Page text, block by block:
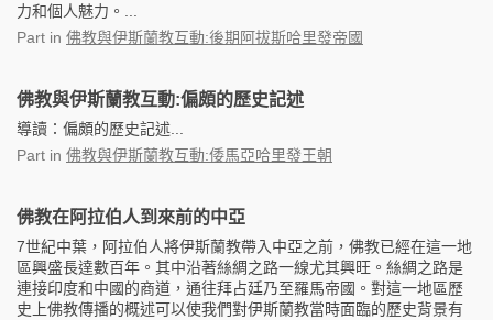
力和個人魅力。...
Part in 佛教與伊斯蘭教互動:後期阿拔斯哈里發帝國
佛教與伊斯蘭教互動:偏頗的歷史記述
導讀：偏頗的歷史記述...
Part in 佛教與伊斯蘭教互動:倭馬亞哈里發王朝
佛教在阿拉伯人到來前的中亞
7世紀中葉，阿拉伯人將伊斯蘭教帶入中亞之前，佛教已經在這一地
區興盛長達數百年。其中沿著絲綢之路一線尤其興旺。絲綢之路是
連接印度和中國的商道，通往拜占廷乃至羅馬帝國。對這一地區歷
史上佛教傳播的概述可以使我們對伊斯蘭教當時面臨的歷史背景有